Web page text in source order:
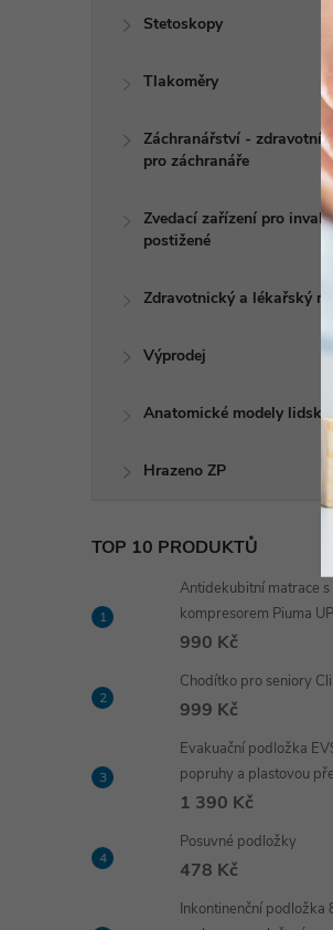
Stetoskopy
Tlakoměry
Záchranářství - zdravotní
pro záchranáře
Zvedací zařízení pro
postižené
Zdravotnický a lékařský
Výprodej
Anatomické modely
Hrazeno ZP
TOP 10 PRODUKTŮ
Antidekubitní matrace s
kompresorem Piuma UP
990 Kč
Chodítko pro seniory
999 Kč
Evakuační podložka
popruhy a plastovou
1 390 Kč
Posuvné podložky
478 Kč
Inkontinenční podložka